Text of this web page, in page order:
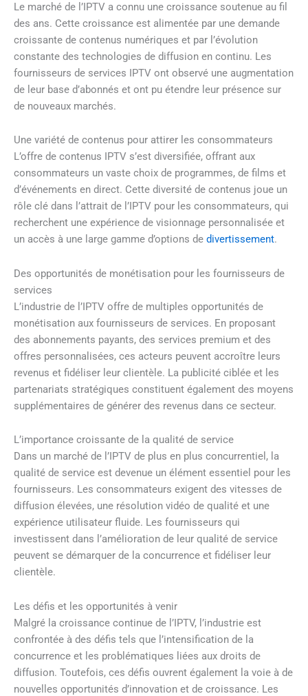
Le marché de l’IPTV a connu une croissance soutenue au fil
des ans. Cette croissance est alimentée par une demande
croissante de contenus numériques et par l’évolution
constante des technologies de diffusion en continu. Les
fournisseurs de services IPTV ont observé une augmentation
de leur base d’abonnés et ont pu étendre leur présence sur
de nouveaux marchés.
Une variété de contenus pour attirer les consommateurs
L’offre de contenus IPTV s’est diversifiée, offrant aux
consommateurs un vaste choix de programmes, de films et
d’événements en direct. Cette diversité de contenus joue un
rôle clé dans l’attrait de l’IPTV pour les consommateurs, qui
recherchent une expérience de visionnage personnalisée et
un accès à une large gamme d’options de divertissement.
Des opportunités de monétisation pour les fournisseurs de
services
L’industrie de l’IPTV offre de multiples opportunités de
monétisation aux fournisseurs de services. En proposant
des abonnements payants, des services premium et des
offres personnalisées, ces acteurs peuvent accroître leurs
revenus et fidéliser leur clientèle. La publicité ciblée et les
partenariats stratégiques constituent également des moyens
supplémentaires de générer des revenus dans ce secteur.
L’importance croissante de la qualité de service
Dans un marché de l’IPTV de plus en plus concurrentiel, la
qualité de service est devenue un élément essentiel pour les
fournisseurs. Les consommateurs exigent des vitesses de
diffusion élevées, une résolution vidéo de qualité et une
expérience utilisateur fluide. Les fournisseurs qui
investissent dans l’amélioration de leur qualité de service
peuvent se démarquer de la concurrence et fidéliser leur
clientèle.
Les défis et les opportunités à venir
Malgré la croissance continue de l’IPTV, l’industrie est
confrontée à des défis tels que l’intensification de la
concurrence et les problématiques liées aux droits de
diffusion. Toutefois, ces défis ouvrent également la voie à de
nouvelles opportunités d’innovation et de croissance. Les